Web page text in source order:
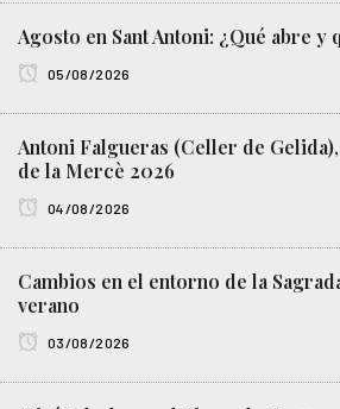
Agosto en Sant Antoni: ¿Qué abre y
05/08/2026
Antoni Falgueras (Celler de
de la Mercè 2026
04/08/2026
Cambios en el entorno de la
verano
03/08/2026